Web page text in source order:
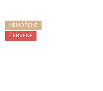
NEMOŘENÉ
ČERVENÉ